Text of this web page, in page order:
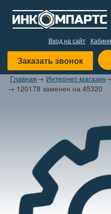
Вход на сайт
Заказать звонок
Главная→ Интернет-магазин
→ 120178 заменен на 45320